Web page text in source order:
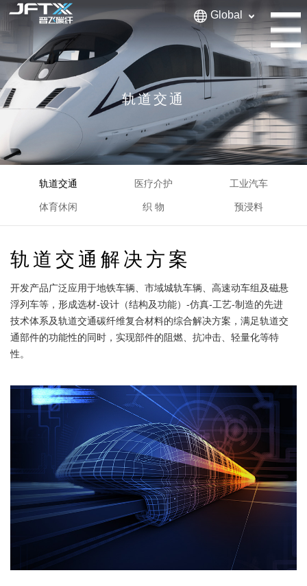
Global
轨道交通
轨道交通 医疗介护 工业汽车
体育休闲 织 物 预浸料
轨道交通解决方案
开发产品广泛应用于地铁车辆、市域城轨车辆、高速动车组及磁悬
浮列车等，形成选材-设计（结构及功能）-仿真-工艺-制造的先进
技术体系及轨道交通碳纤维复合材料的综合解决方案，满足轨道交
通部件的功能性的同时，实现部件的阻燃、抗冲击、轻量化等特
性。